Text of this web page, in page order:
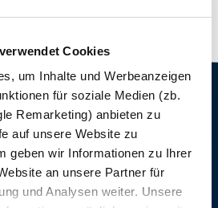
Cookies
um Inhalte und Werbeanzeigen
für soziale Medien (zb.
Remarketing) anbieten zu
auf unsere Website zu
geben wir Informationen zu Ihrer
an unsere Partner für
und Analysen weiter. Unsere
FÜR STEUERBERATER
überspringen
Steuerberater & Kanzleien
Baulohnabrechnung für
Steuerberater
Digitale Lohnabrechnung